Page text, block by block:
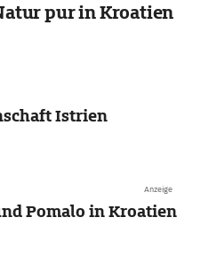
pur in Kroatien
Istrien
Anzeige
Pomalo in Kroatien